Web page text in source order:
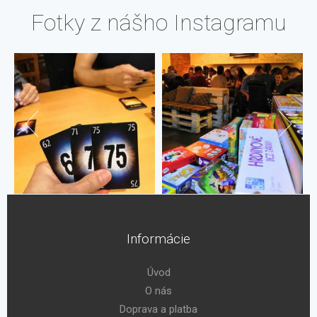
Fotky z nášho Instagramu
Informácie
Úvod
O nás
Doprava a platba